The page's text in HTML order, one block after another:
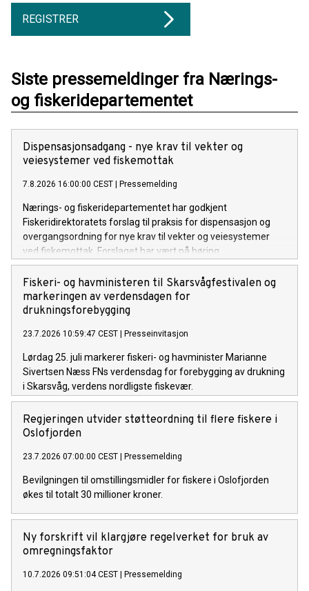
REGISTRER
Siste pressemeldinger fra Nærings-
og fiskeridepartementet
Dispensasjonsadgang - nye krav til vekter og
veiesystemer ved fiskemottak
7.8.2026 16:00:00 CEST | Pressemelding
Nærings- og fiskeridepartementet har godkjent
Fiskeridirektoratets forslag til praksis for dispensasjon og
overgangsordning for nye krav til vekter og veiesystemer
ved fiskemottak. Forslaget har vært på høring.
Fiskeri- og havministeren til Skarsvågfestivalen og
markeringen av verdensdagen for
drukningsforebygging
23.7.2026 10:59:47 CEST | Presseinvitasjon
Lørdag 25. juli markerer fiskeri- og havminister Marianne
Sivertsen Næss FNs verdensdag for forebygging av drukning
i Skarsvåg, verdens nordligste fiskevær.
Regjeringen utvider støtteordning til flere fiskere i
Oslofjorden
23.7.2026 07:00:00 CEST | Pressemelding
Bevilgningen til omstillingsmidler for fiskere i Oslofjorden
økes til totalt 30 millioner kroner.
Ny forskrift vil klargjøre regelverket for bruk av
omregningsfaktor
10.7.2026 09:51:04 CEST | Pressemelding